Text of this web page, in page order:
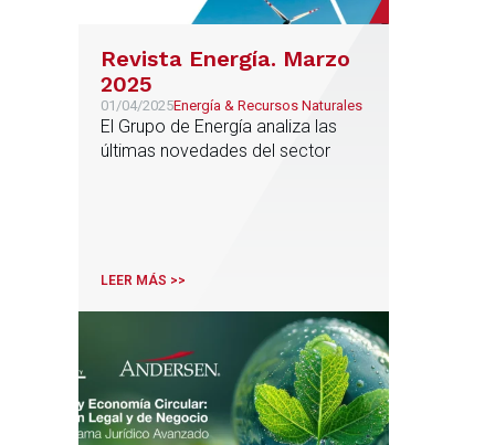
Revista Energía. Marzo
2025
01/04/2025Energía & Recursos Naturales
El Grupo de Energía analiza las
últimas novedades del sector
LEER MÁS >>